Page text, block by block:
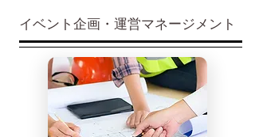
イベント企画・運営マネージメント